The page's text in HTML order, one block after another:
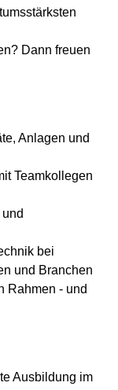
Dann freuen
Anlagen und
Teamkollegen
bei
und Branchen
Rahmen - und
Ausbildung im